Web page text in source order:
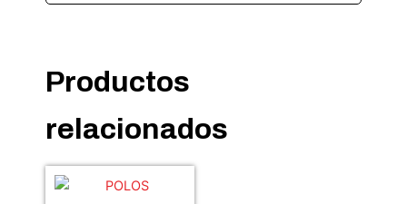
Productos
relacionados